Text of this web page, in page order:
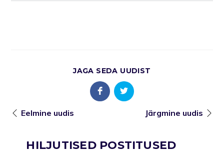
JAGA SEDA UUDIST
Eelmine uudis Järgmine uudis
HILJUTISED POSTITUSED